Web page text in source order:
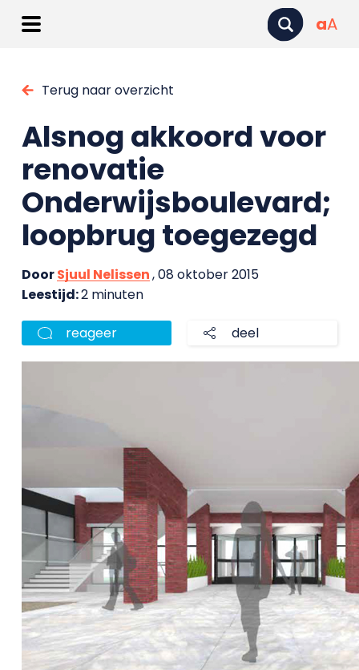
aA
Terug naar overzicht
Alsnog akkoord voor
renovatie
Onderwijsboulevard;
loopbrug toegezegd
DoorSjuul Nelissen, 08 oktober 2015
Leestijd:2 minuten
reageer deel